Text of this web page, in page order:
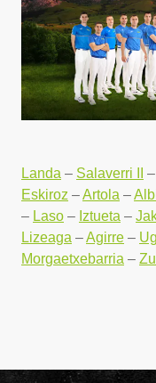
Landa – Salaverri II –
Eskiroz –Artola –
– Laso – Iztueta –
Lizeaga –Agirre –
Morgaetxebarria –